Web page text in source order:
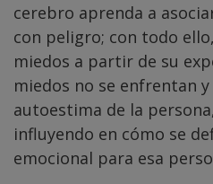
cerebro aprenda a
con peligro; con todo
miedos a partir de su
miedos no se enfrentan
autoestima de la
influyendo en cómo se
emocional para esa